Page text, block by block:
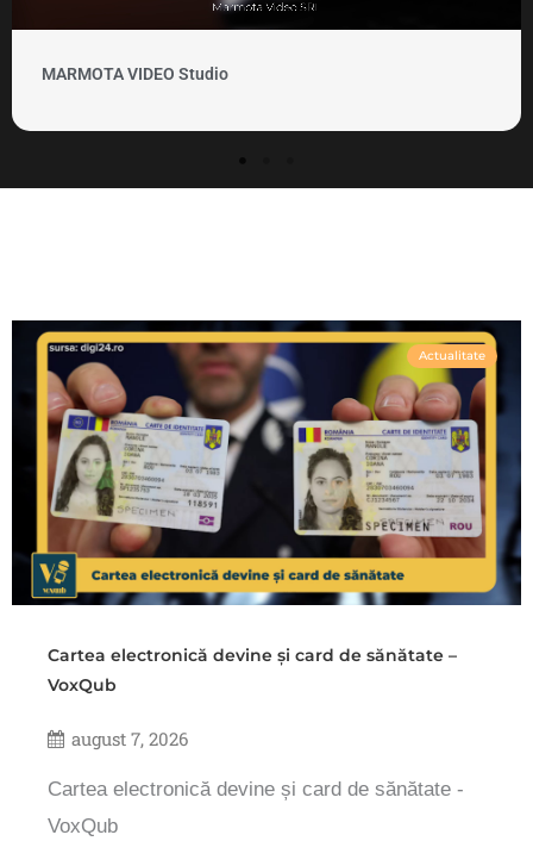
MARMOTA VIDEO Studio
Actualitate
Cartea electronică devine și card de sănătate –
VoxQub
august 7, 2026
Cartea electronică devine și card de sănătate -
VoxQub